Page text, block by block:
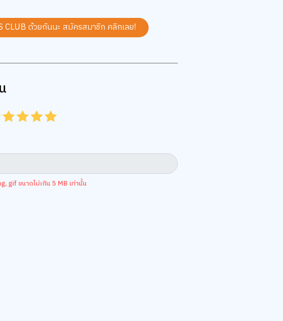
CLUB ด้วยกันนะ สมัครสมาชิก คลิกเลย!
4.5
4.0
3.5
3.0
2.5
2.0
1.5
1.0
gif ขนาดไม่เกิน 5 MB เท่านั้น